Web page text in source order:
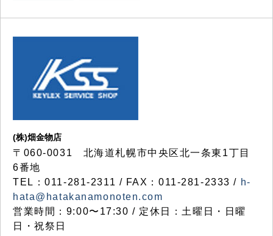
(株)畑金物店
〒060-0031 北海道札幌市中央区北一条東1丁目
6番地
TEL：011-281-2311 / FAX：011-281-2333 / h-
hata@hatakanamonoten.com
営業時間：9:00〜17:30 / 定休日：土曜日・日曜
日・祝祭日